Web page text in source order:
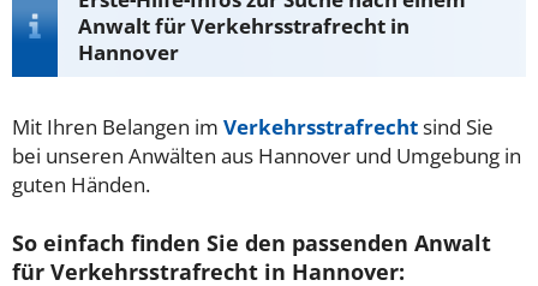
Anwalt für Verkehrsstrafrecht in
Hannover
Mit Ihren Belangen im Verkehrsstrafrechtsind Sie
bei unseren Anwälten aus Hannover und Umgebung in
guten Händen.
So einfach finden Sie den passenden Anwalt
für Verkehrsstrafrecht in Hannover: